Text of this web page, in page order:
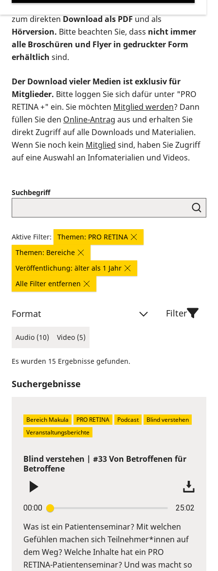
postalischen Bestellung als gedruckte Variante
zum direktenDownload als PDFund als
Hörversion. Bitte beachten Sie, dass nicht immer
alle Broschüren und Flyer in gedruckter Form
erhältlich sind.
Der Download vieler Medien ist exklusiv für
Mitglieder. Bitte loggen Sie sich dafür unter "PRO
RETINA +" ein. Sie möchten Mitglied werden? Dann
füllen Sie den Online-Antrag aus und erhalten Sie
direkt Zugriff auf alle Downloads und Materialien.
Wenn Sie noch kein Mitglied sind, haben Sie Zugriff
auf eine Auswahl an Infomaterialien und Videos.
Suchbegriff
Aktive Filter:
Themen: PRO RETINA
Themen: Bereiche
Veröffentlichung: älter als 1 Jahr
Alle Filter entfernen
Format
Audio (10) Video (5)
Filter
Es wurden 15 Ergebnisse gefunden.
Suchergebnisse
Blind verstehen | #33 Von Betroffenen für
Betroffene
00:00 25:02
Was ist ein Patientenseminar? Mit welchen
Gefühlen machen sich Teilnehmer*innen auf
dem Weg? Welche Inhalte hat ein PRO
RETINA-Patientenseminar? Und was macht so
Bereich Makula PRO RETINA Podcast
Blind verstehen
Veranstaltungsberichte